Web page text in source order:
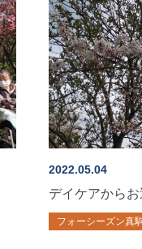
2022.05.04
デイケアから
フォーシーズン真